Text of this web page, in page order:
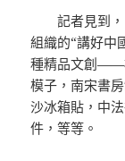
記者見到
組織的“講好中
種精品文創——
模子，南宋書
沙冰箱貼，中
件，等等。